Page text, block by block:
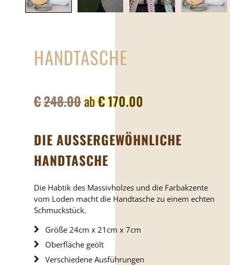
HANDTASCHE
€248.00ab€170.00
DIE AUSSERGEWÖHNLICHE H
ANDTASCHE
Die Habtik des Massivholzes und die Farbakzente
vom Loden macht die Handtasche zu einem echten
Schmuckstück.
Größe 24cm x 21cm x 7cm
Oberfläche geölt
Verschiedene Ausführungen